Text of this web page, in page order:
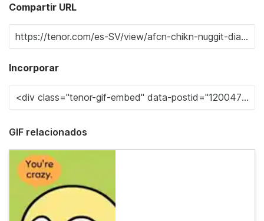
Compartir URL
Incorporar
GIF relacionados